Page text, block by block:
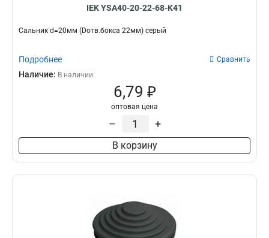
IEK YSA40-20-22-68-K41
Сальник d=20мм (Dотв.бокса 22мм) серый
Подробнее Сравнить
Наличие: В наличии
6,79 ₽
оптовая цена
– +
В корзину